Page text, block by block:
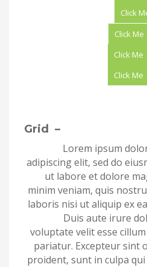
Click
– Grid
Lorem ipsum
adipiscing elit, sed do
ut labore et dolore
minim veniam, quis
laboris nisi ut aliquip ex
Duis aute irure
voluptate velit esse
pariatur. Excepteur sint
proident, sunt in culpa